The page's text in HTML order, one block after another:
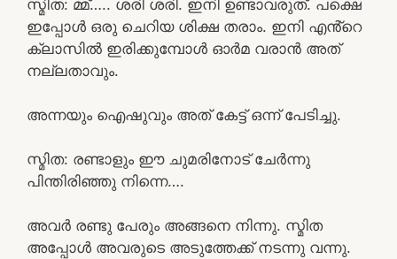
സ്മിത: മ്മ്….. ശരി ശരി. ഇനി ഉണ്ടാവരുത്. പക്ഷെ
ഇപ്പോൾ ഒരു ചെറിയ ശിക്ഷ തരാം. ഇനി എൻ്റെ
ക്ലാസിൽ ഇരിക്കുമ്പോൾ ഓർമ വരാൻ അത്
നല്ലതാവും.
അന്നയും ഐഷുവും അത് കേട്ട് ഒന്ന് പേടിച്ചു.
സ്മിത: രണ്ടാളും ഈ ചുമരിനോട് ചേർന്നു
പിന്തിരിഞ്ഞു നിന്നെ….
അവർ രണ്ടു പേരും അങ്ങനെ നിന്നു. സ്മിത
അപ്പോൾ അവരുടെ അടുത്തേക്ക് നടന്നു വന്നു.